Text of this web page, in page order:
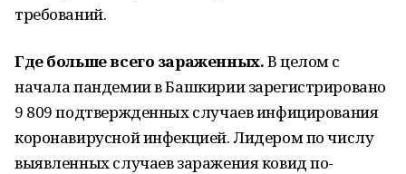
требований.
Где больше всего зараженных.В целом с
начала пандемии в Башкирии зарегистрировано
9 809 подтвержденных случаев инфицирования
коронавирусной инфекцией. Лидером по числу
выявленных случаев заражения ковид по-